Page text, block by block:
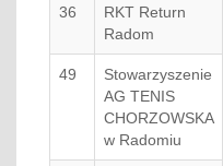
36
RKT Return
Radom
49
Stowarzyszenie
AG TENIS
CHORZOWSKA
w Radomiu